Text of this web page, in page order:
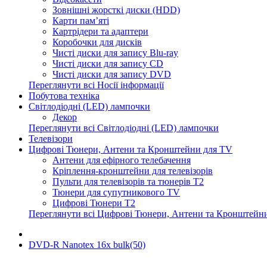
Зовнішні жорсткі диски (HDD)
Карти пам’яті
Картрідери та адаптери
Коробочки для дисків
Чисті диски для запису Blu-ray
Чисті диски для запису CD
Чисті диски для запису DVD
Переглянути всі Носії інформації
Побутова техніка
Світлодіодні (LED) лампочки
Декор
Переглянути всі Світлодіодні (LED) лампочки
Телевізори
Цифрові Тюнери, Антени та Кронштейни для TV
Антени для ефірного телебачення
Кріплення-кронштейни для телевізорів
Пульти для телевізорів та тюнерів T2
Тюнери для супутникового TV
Цифрові Тюнери T2
Переглянути всі Цифрові Тюнери, Антени та
DVD-R Nanotex 16x bulk(50)